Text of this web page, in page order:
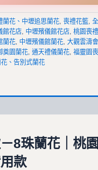
蘭花、中壢追思蘭花 喪禮花籃
館花店 中壢殯儀館花店 桃園喪
蘭花 中壢殯儀館蘭花 大觀雲濤
奠園蘭花 通天禮儀蘭花 福靈園
、告別式蘭花
8珠蘭花｜桃
款